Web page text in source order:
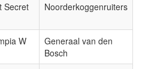
Secret Noorderkoggenruiters
W
Generaal van den
Bosch